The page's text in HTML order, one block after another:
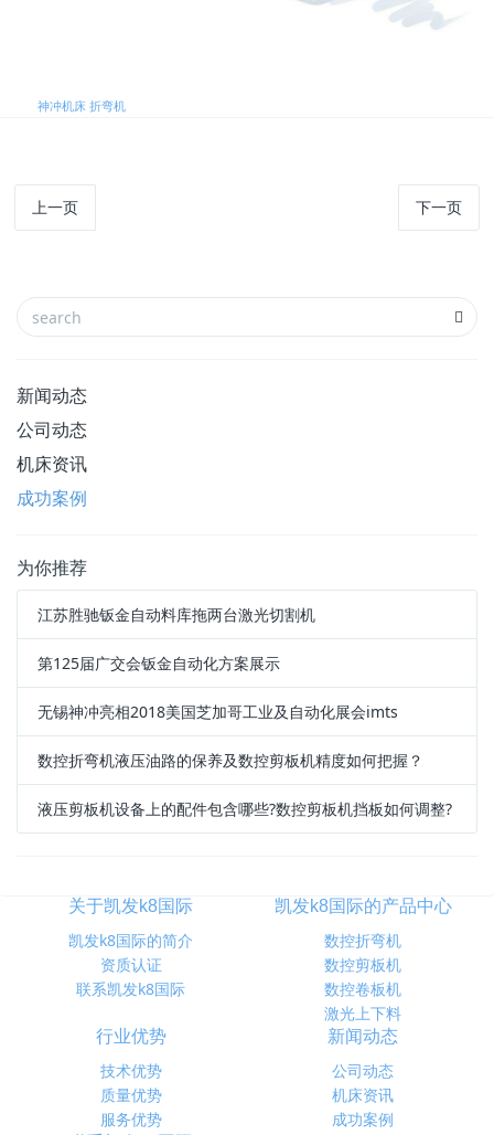
神冲机床 折弯机
上一页 下一页
新闻动态
公司动态
机床资讯
成功案例
为你推荐
江苏胜驰钣金自动料库拖两台激光切割机
第125届广交会钣金自动化方案展示
无锡神冲亮相2018美国芝加哥工业及自动化展会imts
数控折弯机液压油路的保养及数控剪板机精度如何把握？
液压剪板机设备上的配件包含哪些?数控剪板机挡板如何调整?
关于凯发k8国际
凯发k8国际的简介
资质认证
联系凯发k8国际
凯发k8国际的产品中心
数控折弯机
数控剪板机
数控卷板机
激光上下料
行业优势
技术优势
质量优势
服务优势
新闻动态
公司动态
机床资讯
成功案例